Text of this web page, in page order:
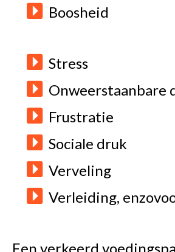
Boosheid
Stress
Onweerstaanbare
Frustratie
Sociale druk
Verveling
Verleiding,
Een verkeerd